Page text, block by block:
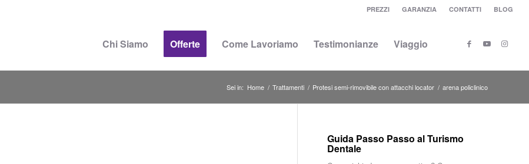
PREZZI GARANZIA CONTATTI BLOG
Chi Siamo Offerte Come Lavoriamo Testimonianze Viaggio
Sei in: Home / Trattamenti / Protesi semi-rimovibile con attacchi locator / arena policlinico
Guida Passo Passo al Turismo
Dentale